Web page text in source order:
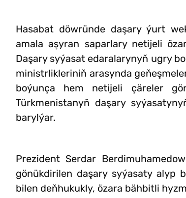
Hasabat döwründe daşary ýurt
amala aşyran saparlary netijeli
Daşary syýasat edaralarynyň ugry
ministrlikleriniň arasynda
boýunça hem netijeli çäreler
Türkmenistanyň daşary
barylýar.
Prezident Serdar
gönükdirilen daşary syýasaty alyp
bilen deňhukukly, özara bähbitli